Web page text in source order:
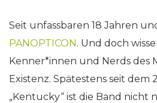
Seit unfassbaren 18 Jahren
PANOPTICON. Und doch
Kenner*innen und Nerds des
Existenz. Spätestens seit dem
„Kentucky“ ist die Band nicht